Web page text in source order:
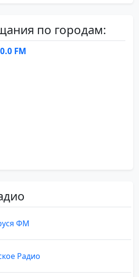
по городам:
FM
ФМ
Радио